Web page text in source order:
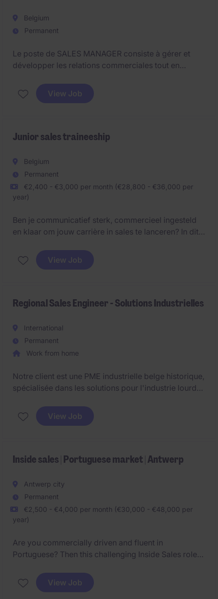
Belgium
Permanent
Le poste de SALES MANAGER consiste à gérer et
développer les relations commerciales tout en
également responsable d'atteindre les objectifs de
vente et de contribuer à la croissance de l'entreprise.
View Job
Junior sales traineeship
Belgium
Permanent
€2,400 - €3,000 per month (€28,800 - €36,000 per
year)
Ben je communicatief sterk, commercieel ingesteld
en klaar om jouw carrière in sales te lanceren? In dit
commerciële functie te ontdekken, waarbij je klanten
adviseert, relaties opbouwt en actief bijdraagt aan de
View Job
Regional Sales Engineer - Solutions Industrielles
International
Permanent
Work from home
Notre client est une PME industrielle belge historique,
spécialisée dans les solutions pour l'industrie lourde,
de ses produits. Il recherche un ingénieur commercial
chargé de développer les activités sur la zone
View Job
Inside sales | Portuguese market | Antwerp
Antwerp city
Permanent
€2,500 - €4,000 per month (€30,000 - €48,000 per
year)
Are you commercially driven and fluent in
Portuguese? Then this challenging Inside Sales role
opportunity for you. You will play a key role in
expanding the customer portfolio and maintaining
View Job